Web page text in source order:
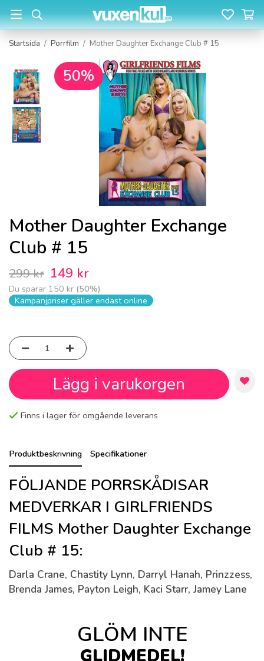
Startsida / Porrfilm / Mother Daughter Exchange Club # 15
50%
Mother Daughter Exchange
Club # 15
299 kr 149 kr
Du sparar 150 kr (50%)
Kampanjpriser gäller endast online
Lägg i varukorgen
Finns i lager för omgående leverans
Produktbeskrivning Specifikationer
FÖLJANDE PORRSKÅDISAR
MEDVERKAR I GIRLFRIENDS
FILMS Mother Daughter Exchange
Club # 15:
Darla Crane, Chastity Lynn, Darryl Hanah, Prinzzess,
Brenda James, Payton Leigh, Kaci Starr, Jamey Lane
GLÖM INTE
GLIDMEDEL!